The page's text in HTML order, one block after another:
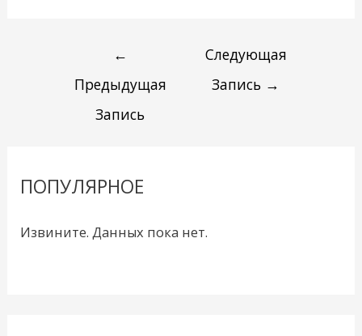
←
Предыдущая
Запись
Следующая
Запись →
ПОПУЛЯРНОЕ
Извините. Данных пока нет.